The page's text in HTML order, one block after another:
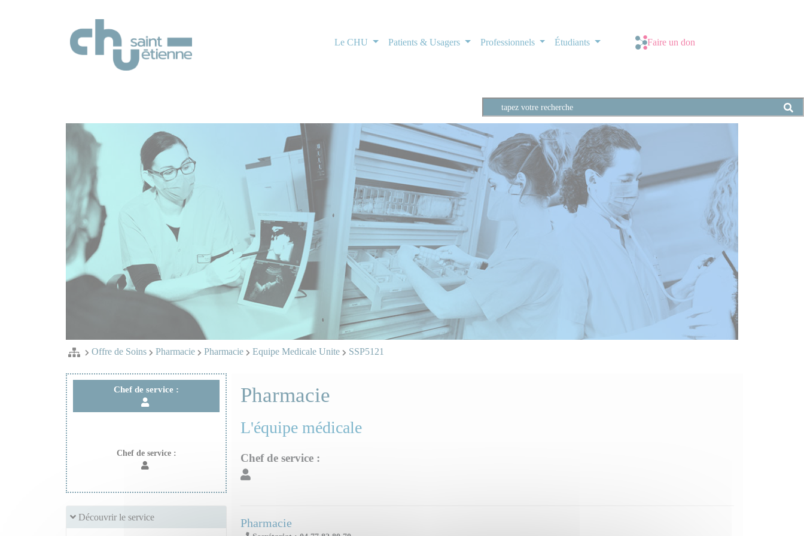
Le CHU Patients & Usagers Professionnels Étudiants Faire un don
Offre de Soins Pharmacie Pharmacie Equipe Medicale Unite SSP5121
Chef de service :
Chef de service :
Découvrir le service
Pharmacie
L'équipe médicale
Chef de service :
Pharmacie